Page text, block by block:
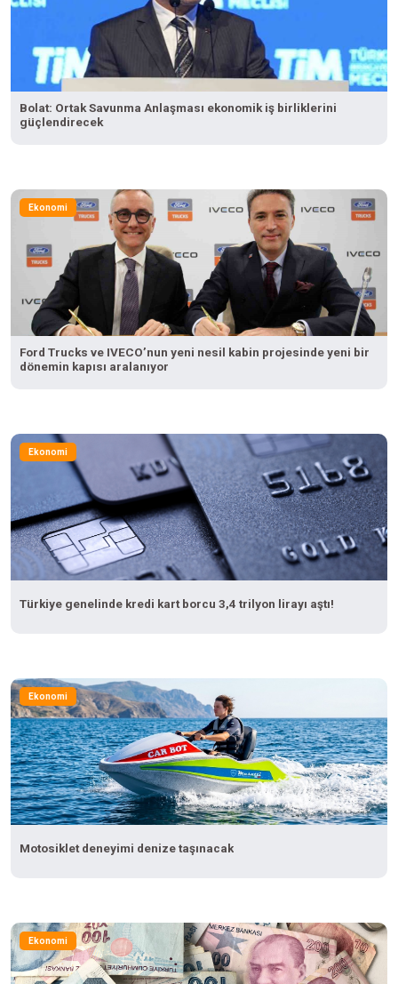
Bolat: Ortak Savunma Anlaşması ekonomik iş birliklerini
güçlendirecek
Ekonomi
Ford Trucks ve IVECO’nun yeni nesil kabin projesinde yeni bir
dönemin kapısı aralanıyor
Ekonomi
Türkiye genelinde kredi kart borcu 3,4 trilyon lirayı aştı!
Ekonomi
Motosiklet deneyimi denize taşınacak
Ekonomi